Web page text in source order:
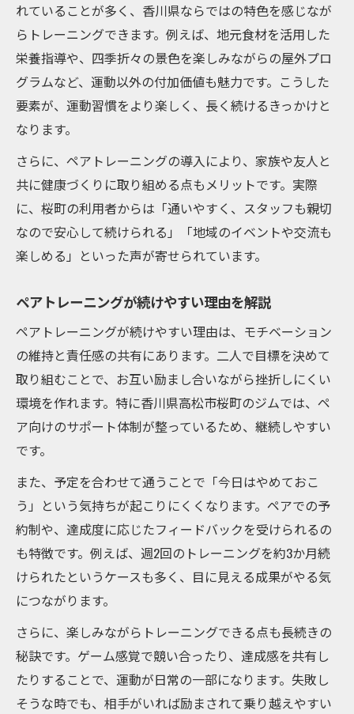
トレーニング継続の秘訣を体験談から学ぶ
高松市のジムで実践したペアトレ成功例
香川県のペアトレ利用者が語るリアルな声
パーソナルジム高松での継続体験を紹介
れていることが多く、香川県ならではの特色を感じなが
らトレーニングできます。例えば、地元食材を活用した
栄養指導や、四季折々の景色を楽しみながらの屋外プロ
グラムなど、運動以外の付加価値も魅力です。こうした
要素が、運動習慣をより楽しく、長く続けるきっかけと
なります。
さらに、ペアトレーニングの導入により、家族や友人と
共に健康づくりに取り組める点もメリットです。実際
に、桜町の利用者からは「通いやすく、スタッフも親切
なので安心して続けられる」「地域のイベントや交流も
楽しめる」といった声が寄せられています。
ペアトレーニングが続けやすい理由を解説
ペアトレーニングが続けやすい理由は、モチベーション
の維持と責任感の共有にあります。二人で目標を決めて
取り組むことで、お互い励まし合いながら挫折しにくい
環境を作れます。特に香川県高松市桜町のジムでは、ペ
ア向けのサポート体制が整っているため、継続しやすい
です。
また、予定を合わせて通うことで「今日はやめておこ
う」という気持ちが起こりにくくなります。ペアでの予
約制や、達成度に応じたフィードバックを受けられるの
も特徴です。例えば、週2回のトレーニングを約3か月続
けられたというケースも多く、目に見える成果がやる気
につながります。
さらに、楽しみながらトレーニングできる点も長続きの
秘訣です。ゲーム感覚で競い合ったり、達成感を共有し
たりすることで、運動が日常の一部になります。失敗し
そうな時でも、相手がいれば励まされて乗り越えやすい